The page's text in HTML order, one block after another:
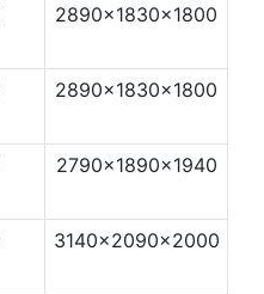
2890x1830x1800
2890x1830x1800
2790x1890x1940
3140x2090x2000